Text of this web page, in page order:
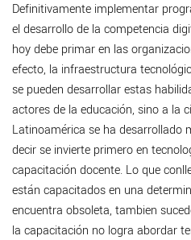
Definitivamente implementar
el desarrollo de la competencia
hoy debe primar en las
efecto, la infraestructura
se pueden desarrollar estas
actores de la educación, sino a la
Latinoamérica se ha desarrollado
decir se invierte primero en
capacitación docente. Lo que
están capacitados en una
encuentra obsoleta, tambien
la capacitación no logra abordar